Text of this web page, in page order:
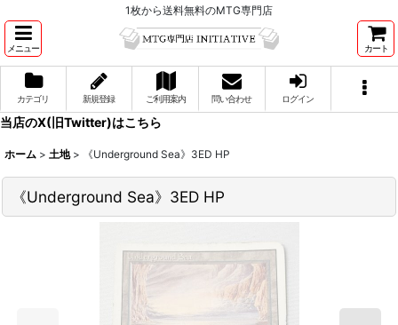
1枚から送料無料のMTG専門店
メニュー カート
カテゴリ 新規登録 ご利用案内 問い合わせ ログイン
当店のX(旧Twitter)はこちら
ホーム > 土地 > 《Underground Sea》3ED HP
《Underground Sea》3ED HP